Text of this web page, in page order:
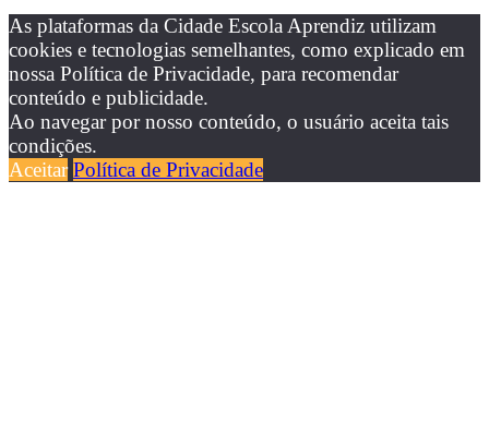
As plataformas da Cidade Escola Aprendiz utilizam
cookies e tecnologias semelhantes, como explicado em
nossa Política de Privacidade, para recomendar
conteúdo e publicidade.
Ao navegar por nosso conteúdo, o usuário aceita tais
condições.
Aceitar Política de Privacidade